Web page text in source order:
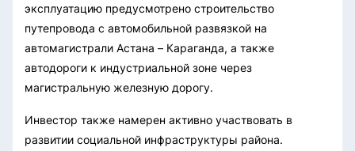
эксплуатацию предусмотрено строительство
путепровода с автомобильной развязкой на
автомагистрали Астана – Караганда, а также
автодороги к индустриальной зоне через
магистральную железную дорогу.
Инвестор также намерен активно участвовать в
развитии социальной инфраструктуры района.